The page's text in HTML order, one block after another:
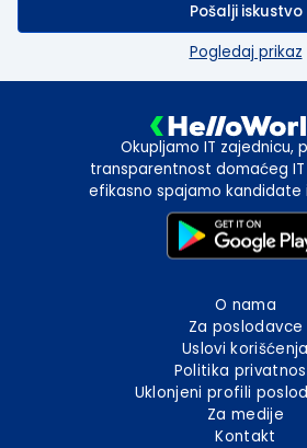
Pošalji iskustvo
Pogledaj prikaz
Okupljamo IT zajednicu,
transparentnost domaćeg
efikasno spajamo kandidate
O nama
Za poslodavce
Uslovi korišćenja
Politika
Uklonjeni profili
Za medije
Kontakt